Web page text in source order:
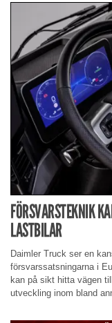
FÖRSVARSTEKNIK
LASTBILAR
Daimler Truck ser en
försvarssatsningarna i
kan på sikt hitta vägen
utveckling inom bland